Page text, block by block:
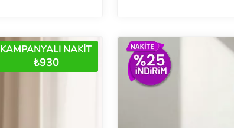
KAMPANYALI NAKİT
₺930